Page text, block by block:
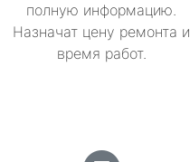
полную информацию.
Назначат цену ремонта и
время работ.